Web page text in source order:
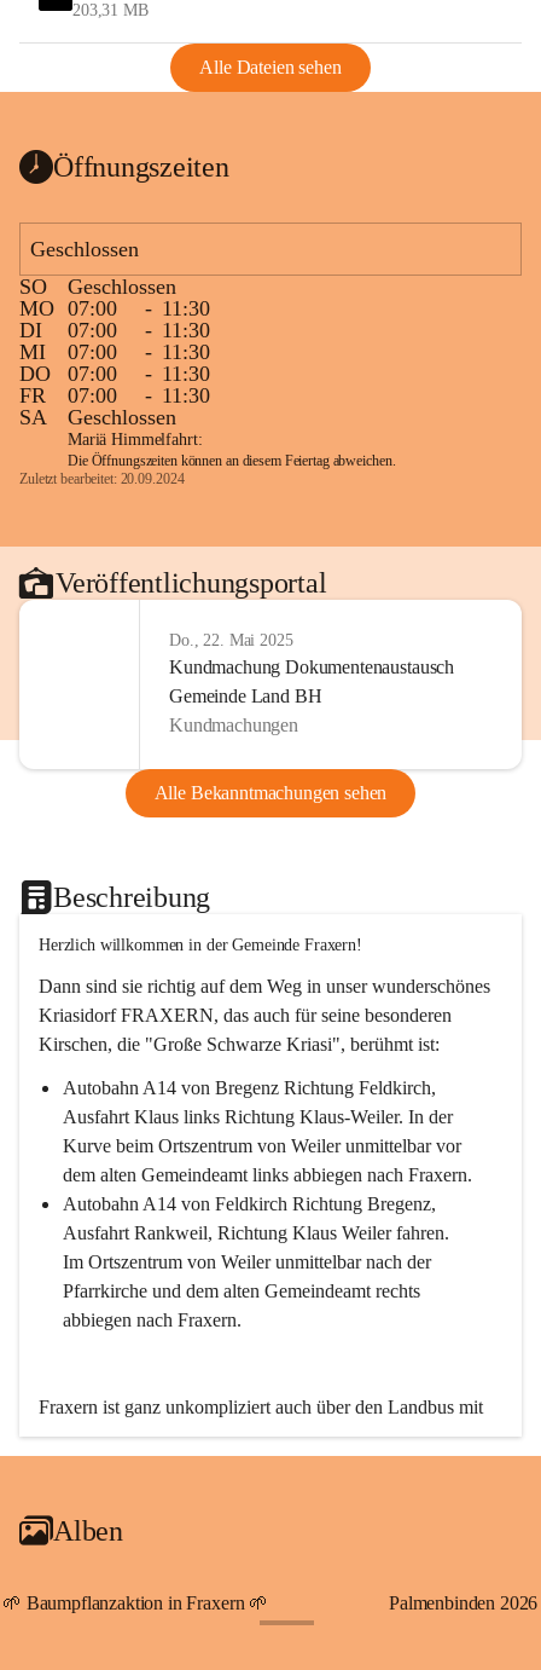
203,31 MB
Alle Dateien sehen
Öffnungszeiten
Geschlossen
SO
Geschlossen
MO 07:00 - 11:30
DI
07:00 - 11:30
MI
07:00 - 11:30
DO
07:00 - 11:30
FR
07:00 - 11:30
SA
Geschlossen
Mariä Himmelfahrt:
Die Öffnungszeiten können an diesem Feiertag abweichen.
Zuletzt bearbeitet: 20.09.2024
Veröffentlichungsportal
Do., 22. Mai 2025
Kundmachung Dokumentenaustausch
Gemeinde Land BH
Kundmachungen
Alle Bekanntmachungen sehen
Beschreibung
Herzlich willkommen in der Gemeinde Fraxern!
Dann sind sie richtig auf dem Weg in unser wunderschönes
Kriasidorf FRAXERN, das auch für seine besonderen
Kirschen, die "Große Schwarze Kriasi", berühmt ist:
Autobahn A14 von Bregenz Richtung Feldkirch,
Ausfahrt Klaus links Richtung Klaus-Weiler. In der
Kurve beim Ortszentrum von Weiler unmittelbar vor
dem alten Gemeindeamt links abbiegen nach Fraxern.
Autobahn A14 von Feldkirch Richtung Bregenz,
Ausfahrt Rankweil, Richtung Klaus Weiler fahren.
Im Ortszentrum von Weiler unmittelbar nach der
Pfarrkirche und dem alten Gemeindeamt rechts
abbiegen nach Fraxern.
Fraxern ist ganz unkompliziert auch über den Landbus mit
den öffentlichen Verkehrsmitteln zu erreichen. Die Linie
An Samstagen, Sonn- und Feiertagen können Sie bequem
persönlichen Linienbus zur gewünschten Zeit zu Ihrer
Haltestelle bestellen. Sowohl von Weiler kommend nach
Alben
🌱 Baumpflanzaktion in Fraxern 🌱 Palmenbinden 2026